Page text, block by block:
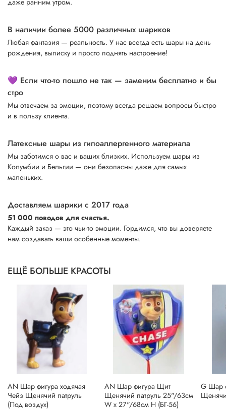
В наличии более 5000 различных шариков
Любая фантазия — реальность. У нас всегда есть шары на день
рождения, выписку и просто поднять настроение!
💜 Если что-то пошло не так — заменим бесплатно и бы
стро
Мы отвечаем за эмоции, поэтому всегда решаем вопросы быстро
и в пользу клиента.
Латексные шары из гипоаллергенного материала
Мы заботимся о вас и ваших близких. Используем шары из
Колумбии и Бельгии — они безопасны даже для самых
маленьких.
Доставляем шарики с 2017 года
51 000 поводов для счастья.
Каждый заказ — это чьи-то эмоции. Гордимся, что вы доверяете
нам создавать ваши особенные моменты.
ЕЩЁ БОЛЬШЕ КРАСОТЫ
АN Шар фигура ходячая
Чейз Щенячий патруль
(Под воздух)
AN Шар фигура Щит
Щенячий патруль 25"/63см
W х 27"/68см H (БГ-56)
G Шар